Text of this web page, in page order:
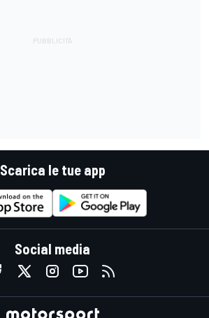
Scarica le tue app
Social media